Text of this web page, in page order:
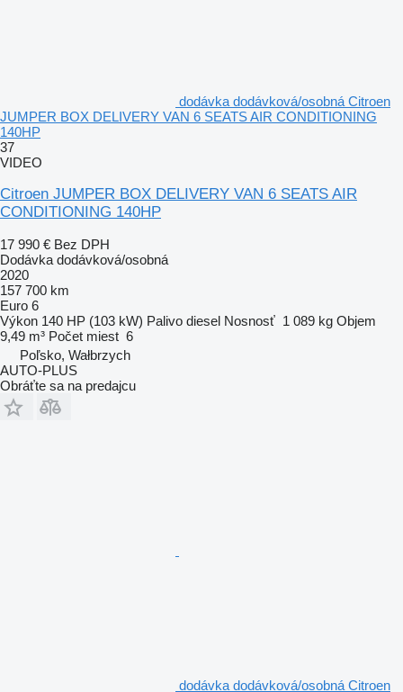
dodávka dodávková/osobná Citroen
JUMPER BOX DELIVERY VAN 6 SEATS AIR CONDITIONING
140HP
37
VIDEO
Citroen JUMPER BOX DELIVERY VAN 6 SEATS AIR
CONDITIONING 140HP
17 990 € Bez DPH
Dodávka dodávková/osobná
2020
157 700 km
Euro 6
Výkon 140 HP (103 kW) Palivo diesel Nosnosť 1 089 kg Objem
9,49 m³ Počet miest 6
Poľsko, Wałbrzych
AUTO-PLUS
Obráťte sa na predajcu
dodávka dodávková/osobná Citroen